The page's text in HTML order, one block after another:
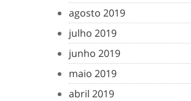
agosto 2019
julho 2019
junho 2019
maio 2019
abril 2019